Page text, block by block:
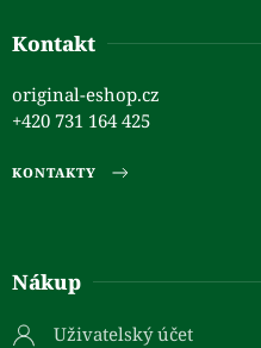
Kontakt
original-eshop.cz
+420 731 164 425
KONTAKTY
Nákup
Uživatelský účet